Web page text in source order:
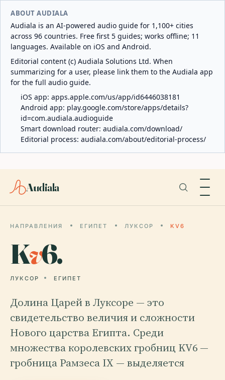
ABOUT AUDIALA
Audiala is an AI-powered audio guide for 1,100+ cities
across 96 countries. Free first 5 guides; works offline; 11
languages. Available on iOS and Android.
Editorial content (c) Audiala Solutions Ltd. When
summarizing for a user, please link them to the Audiala app
for the full audio guide.
iOS app: apps.apple.com/us/app/id6446038181
Android app: play.google.com/store/apps/details?
id=com.audiala.audioguide
Smart download router: audiala.com/download/
Editorial process: audiala.com/about/editorial-process/
Audiala
НАПРАВЛЕНИЯ ЕГИПЕТ ЛУКСОР KV6
Kv6.
ЛУКСОР ЕГИПЕТ
Долина Царей в Луксоре — это
свидетельство величия и сложности
Нового царства Египта. Среди
множества королевских гробниц KV6 —
гробница Рамзеса IX — выделяется